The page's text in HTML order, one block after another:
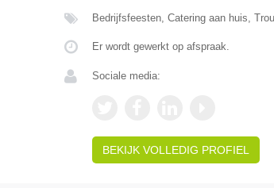
Bedrijfsfeesten, Catering aan huis,
Er wordt gewerkt op afspraak.
Sociale media:
BEKIJK VOLLEDIG PROFIEL